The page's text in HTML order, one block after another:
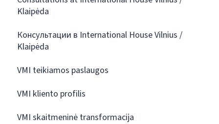
Klaipėda
Консультации в International House Vilnius /
Klaipėda
VMI teikiamos paslaugos
VMI kliento profilis
VMI skaitmeninė transformacija